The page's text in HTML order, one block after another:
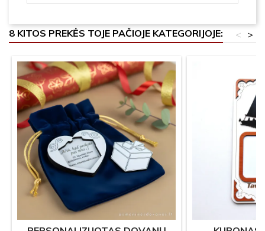
8 KITOS PREKĖS TOJE PAČIOJE KATEGORIJOJE: >
<